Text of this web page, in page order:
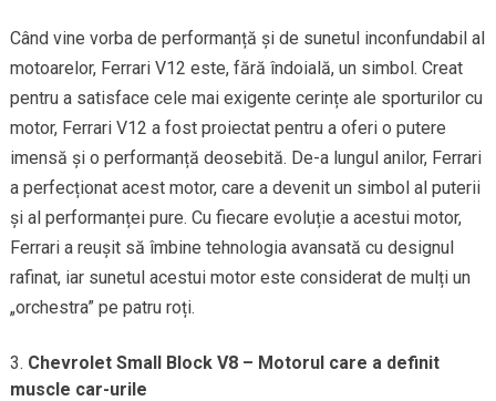
Când vine vorba de performanță și de sunetul inconfundabil al
motoarelor, Ferrari V12 este, fără îndoială, un simbol. Creat
pentru a satisface cele mai exigente cerințe ale sporturilor cu
motor, Ferrari V12 a fost proiectat pentru a oferi o putere
imensă și o performanță deosebită. De-a lungul anilor, Ferrari
a perfecționat acest motor, care a devenit un simbol al puterii
și al performanței pure. Cu fiecare evoluție a acestui motor,
Ferrari a reușit să îmbine tehnologia avansată cu designul
rafinat, iar sunetul acestui motor este considerat de mulți un
„orchestra” pe patru roți.
Chevrolet Small Block V8 – Motorul care a definit
muscle car-urile